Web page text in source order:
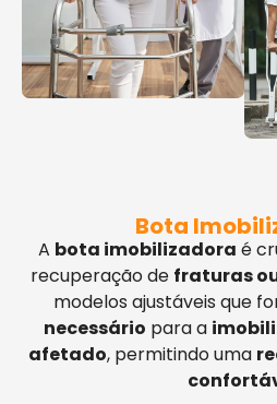
Bota
A bota imobilizadora é
recuperação de fraturas
modelos ajustáveis que
necessário para a
afetado, permitindo uma